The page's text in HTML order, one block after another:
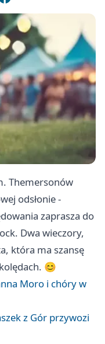
Themersonów
odsłonie -
zaprasza do
Dwa wieczory,
która ma szansę
😊
Moro i chóry w
z Gór przywozi